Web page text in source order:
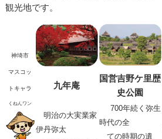
観光地です。
神埼市
マスコッ
トキャラ
くねんワン
九年庵
国営吉野ケ里歴
史公園
明治の大実業家
伊丹弥太
700年続く弥生
時代の全
ての時期の遺